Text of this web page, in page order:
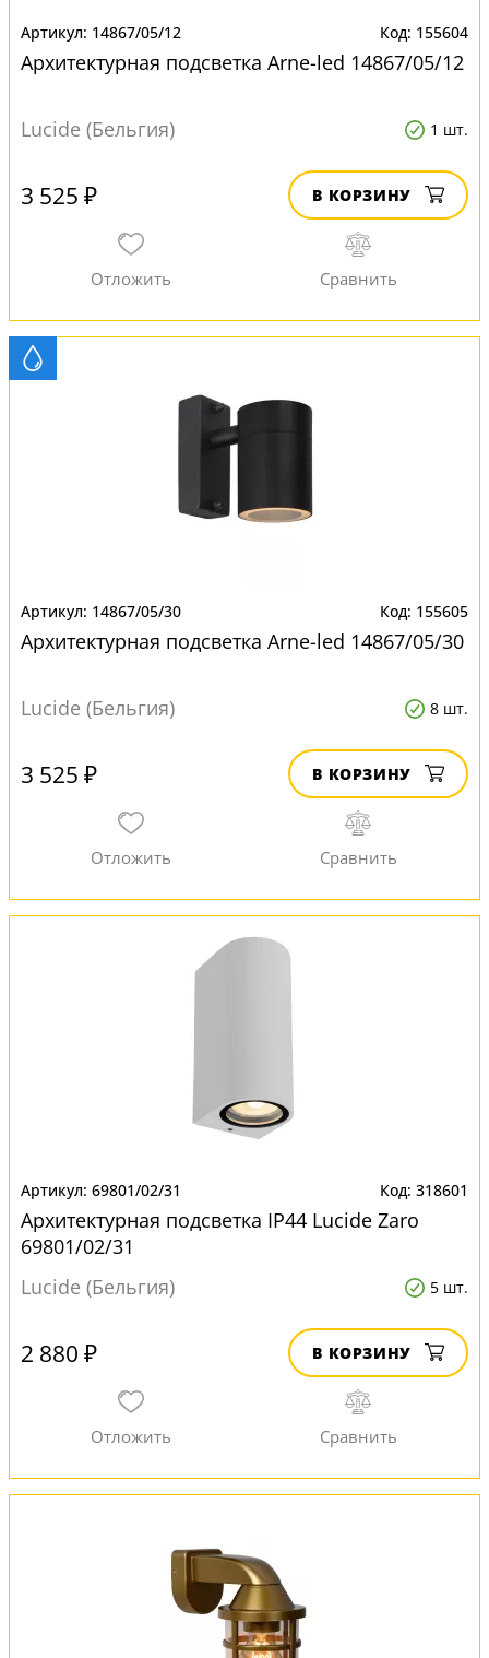
14867/05/12 155604
Архитектурная подсветка Arne-led 14867/05/12
Lucide (Бельгия) 1 шт.
3 525 ₽ В КОРЗИНУ
14867/05/30 155605
Архитектурная подсветка Arne-led 14867/05/30
Lucide (Бельгия) 8 шт.
3 525 ₽ В КОРЗИНУ
69801/02/31 318601
Архитектурная подсветка IP44 Lucide Zaro
69801/02/31
Lucide (Бельгия)
5 шт.
2 880 ₽ В КОРЗИНУ